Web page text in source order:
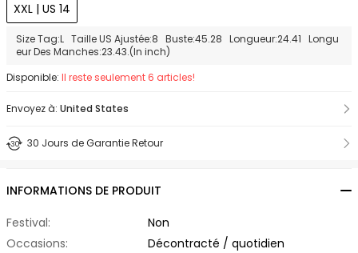
XXL | US 14
Size Tag:L Taille US Ajustée:8 Buste:45.28 Longueur:24.41 Longu
eur Des Manches:23.43.(In inch)
Disponible: Il reste seulement 6 articles!
Envoyez à: United States
30 Jours de Garantie Retour
INFORMATIONS DE PRODUIT
Festival:
Non
Occasions:
Décontracté / quotidien